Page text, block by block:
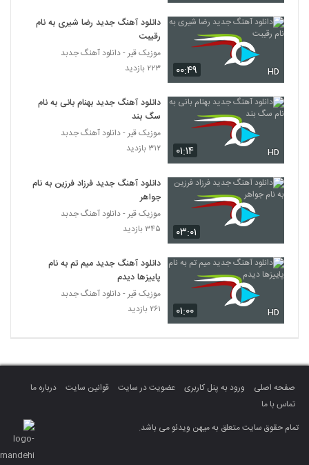
۰۰:۴۹ HD
دانلود آهنگ جدید رضا شیری به نام
رقیبت
موزیک قیر - دانلود آهنگ جدبد
۲۲۳ بازدید
۰۱:۱۴ HD
دانلود آهنگ جدید بهنام بانی به نام
سگ بند
موزیک قیر - دانلود آهنگ جدبد
۳۱۲ بازدید
۰۳:۰۱
دانلود آهنگ جدید فرزاد فرزین به نام
جواهر
موزیک قیر - دانلود آهنگ جدبد
۳۴۵ بازدید
۰۱:۰۰ HD
دانلود آهنگ جدید میم تم به نام
پاییزها دیدم
موزیک قیر - دانلود آهنگ جدبد
۲۶۱ بازدید
صفحه اصلی ورود به پنل کاربری عضویت در سایت قوانین سایت
درباره ما
تماس با ما
تمام حقوق سایت متعلق به میهن ویدئو می باشد.